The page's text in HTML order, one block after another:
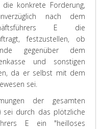
konkrete Forderung,
nach dem
E die
festzustellen, ob
gegenüber dem
und sonstigen
da er selbst mit dem
sei.
der gesamten
sei durch das plötzliche
E ein "heilloses